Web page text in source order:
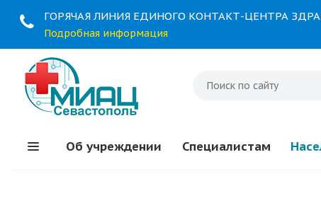
ГОРЯЧАЯ ЛИНИЯ ЕДИНОГО КОНТАКТ-ЦЕНТРА
Подробная информация
Об учреждении Специалистам